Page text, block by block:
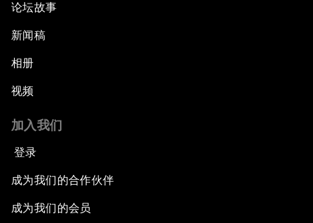
论坛故事
新闻稿
相册
视频
加入我们
登录
成为我们的合作伙伴
成为我们的会员